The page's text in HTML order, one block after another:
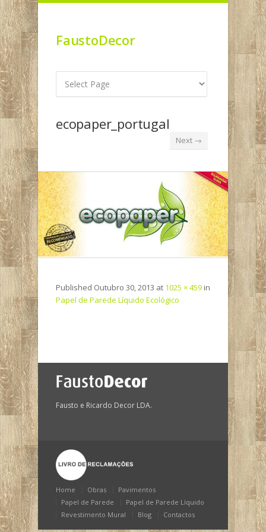
FaustoDecor
ecopaper_portugal
Next →
Published Outubro 30, 2013 at 1025 × 459 in
Papel de Parede Líquido Ecológico
Fausto e Ricardo Decor LDA.
Home Obras
Pavimentos
Papel de Parede
Papel de Parede Líquido
Revestimento Mural
Blog Contactos